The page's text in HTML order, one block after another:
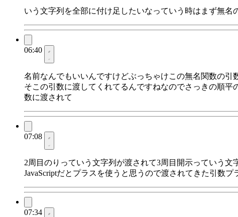
いう文字列を全部に付け足したいなっていう時はまず無
06:40
名前なんでもいいんですけどぶっちゃけこの無名関数の
そこの引数に渡してくれてるんですねなのでさっきの順
数に渡されて
07:08
2周目のりっていう文字列が渡されて3周目開示っていう
JavaScriptだとプラスを使うと思うので渡されてきた引数
07:34